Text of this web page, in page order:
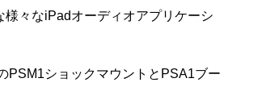
々なiPadオーディオアプリケーシ
PSM1ショックマウントとPSA1ブー